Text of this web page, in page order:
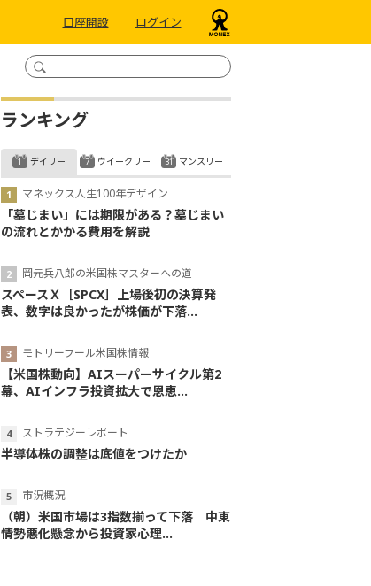
口座開設 ログイン
ランキング
デイリー
マネックス人生100年デザイン
「墓じまい」には期限がある？墓じまい
の流れとかかる費用を解説
岡元兵八郎の米国株マスターへの道
スペースＸ［SPCX］上場後初の決算発
表、数字は良かったが株価が下落...
モトリーフール米国株情報
【米国株動向】AIスーパーサイクル第2
幕、AIインフラ投資拡大で恩恵...
ストラテジーレポート
半導体株の調整は底値をつけたか
市況概況
（朝）米国市場は3指数揃って下落 中東
情勢悪化懸念から投資家心理...
ウイークリー マンスリー